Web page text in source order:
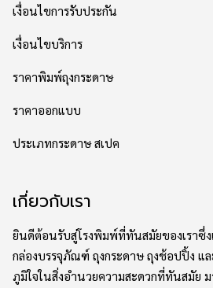
เงื่อนไขการรับประกัน
เงื่อนไขบริการ
ราคาพิมพ์ถุงกระดาษ
ราคาออกแบบ
ประเภทกระดาษ สเปค
เกี่ยวกับเรา
ยินดีต้อนรับสู่โรงพิมพ์ที่ทันสมัยของเราซึ่
กล่องบรรจุภัณฑ์ ถุงกระดาษ ถุงช้อปปิ้ง แ
ภูมิใจในสิ่งอำนวยความสะดวกที่ทันสมัย